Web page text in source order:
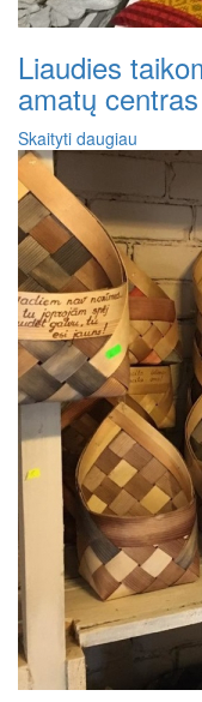
Liaudies
amatų centras
Skaityti daugiau